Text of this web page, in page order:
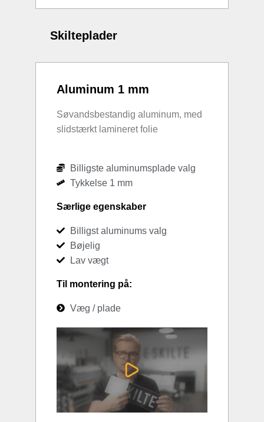
Skilteplader
Aluminum 1 mm
Søvandsbestandig aluminum, med
slidstærkt lamineret folie
Billigste aluminumsplade valg
Tykkelse 1 mm
Særlige egenskaber
Billigst aluminums valg
Bøjelig
Lav vægt
Til montering på:
Væg / plade